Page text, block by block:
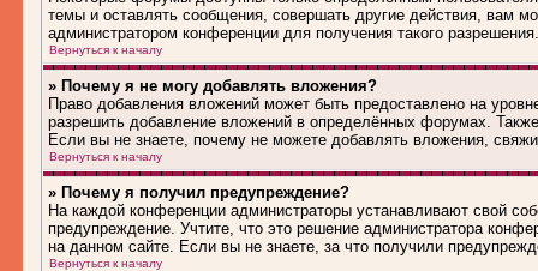
темы и оставлять сообщения, совершать другие действия, вам
администратором конференции для получения такого разрешения.
Вернуться к началу
» Почему я не могу добавлять вложения?
Право добавления вложений может быть предоставлено на
разрешить добавление вложений в определённых форумах.
Если вы не знаете, почему не можете добавлять вложения,
Вернуться к началу
» Почему я получил предупреждение?
На каждой конференции администраторы устанавливают свой
предупреждение. Учтите, что это решение администратора
на данном сайте. Если вы не знаете, за что получили
Вернуться к началу